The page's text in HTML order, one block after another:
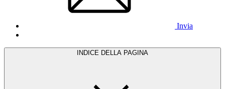
Invia
INDICE DELLA PAGINA